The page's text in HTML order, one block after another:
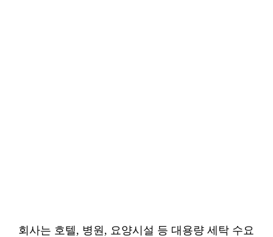
회사는 호텔, 병원, 요양시설 등 대용량 세탁 수요